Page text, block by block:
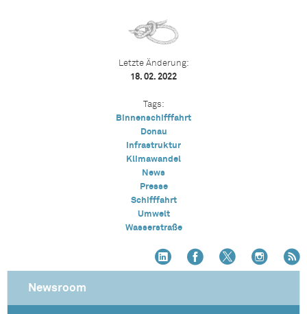
Letzte Änderung:
18. 02. 2022
Tags:
Binnenschifffahrt
Donau
Infrastruktur
Klimawandel
News
Presse
Schifffahrt
Umwelt
Wasserstraße
Newsroom